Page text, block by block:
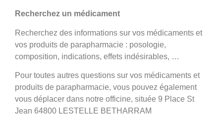
Recherchez un médicament
Recherchez des informations sur vos médicaments et
vos produits de parapharmacie : posologie,
composition, indications, effets indésirables, …
Pour toutes autres questions sur vos médicaments et
produits de parapharmacie, vous pouvez également
vous déplacer dans notre officine, située 9 Place St
Jean 64800 LESTELLE BETHARRAM